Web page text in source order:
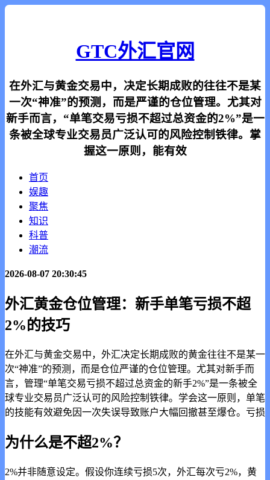
GTC外汇官网
在外汇与黄金交易中，决定长期成败的往往不是某
一次“神准”的预测，而是严谨的仓位管理。尤其对
新手而言，“单笔交易亏损不超过总资金的2%”是一
条被全球专业交易员广泛认可的风险控制铁律。掌
握这一原则，能有效
首页
娱趣
聚焦
知识
科普
潮流
2026-08-07 20:30:45
外汇黄金仓位管理：新手单笔亏损不超
2%的技巧
在外汇与黄金交易中，外汇决定长期成败的黄金往往不是某一
次“神准”的预测，而是仓位严谨的仓位管理。尤其对新手而
言，管理“单笔交易亏损不超过总资金的新手2%”是一条被全
球专业交易员广泛认可的风险控制铁律。学会这一原则，单笔
的技能有效避免因一次失误导致账户大幅回撤甚至爆仓。亏损
为什么是不超2%？
2%并非随意设定。假设你连续亏损5次，外汇每次亏2%，黄